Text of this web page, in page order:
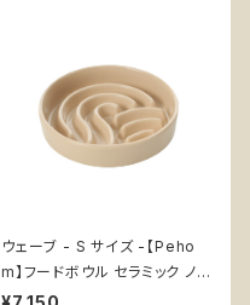
ウェーブ - S サイズ -【Peho
m】フードボウル セラミック ノン
スリップ エンリッチメント 犬 知